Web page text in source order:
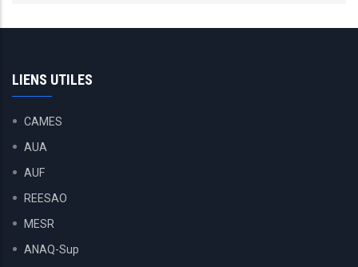
LIENS UTILES
CAMES
AUA
AUF
REESAO
MESR
ANAQ-Sup